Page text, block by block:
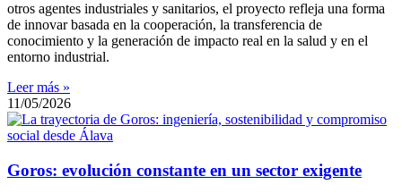
otros agentes industriales y sanitarios, el proyecto refleja una forma
de innovar basada en la cooperación, la transferencia de
conocimiento y la generación de impacto real en la salud y en el
entorno industrial.
Leer más »
11/05/2026
Goros: evolución constante en un sector exigente